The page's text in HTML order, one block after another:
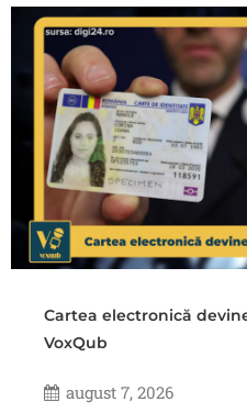
Cartea electronică
VoxQub
august 7, 2026